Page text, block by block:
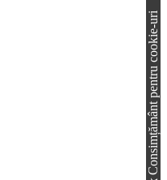
Consimțământ pentru cookie-uri